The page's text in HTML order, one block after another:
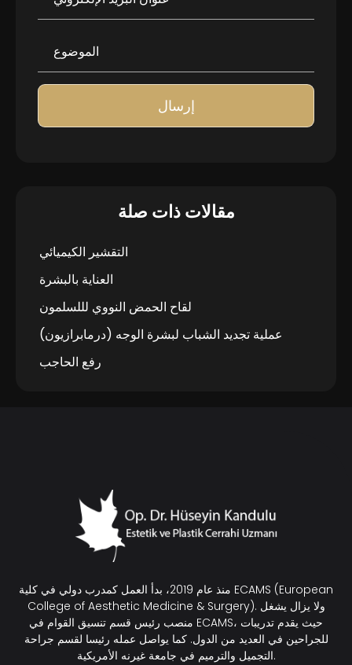
إرسال
مقالات ذات صلة
التقشير الكيميائي
العناية بالبشرة
لقاح الحمض النووي لللسلمون
عملية تجديد الشباب لبشرة الوجه (درمابرازيون)
رفع الحاجب
منذ عام 2019، بدأ العمل كمدرب دولي في كلية ECAMS (European
College of Aesthetic Medicine & Surgery). ولا يزال يشغل
منصب رئيس قسم تنسيق القوام في ECAMS، حيث يقدم تدريبات
للجراحين في العديد من الدول. كما يواصل عمله رئيسا لقسم جراحة
التجميل والترميم في جامعة غيرنه الأمريكية.